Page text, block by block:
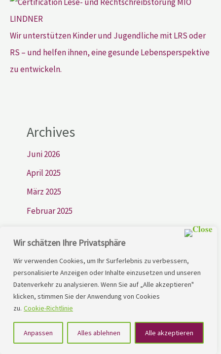
Wir schätzen Ihre Privatsphäre
Wir verwenden Cookies, um Ihr Surferlebnis zu verbessern,
personalisierte Anzeigen oder Inhalte einzusetzen und unseren
Datenverkehr zu analysieren. Wenn Sie auf „Alle akzeptieren"
klicken, stimmen Sie der Anwendung von Cookies
zu. Cookie-Richtlinie
Anpassen Alles ablehnen Alle akzeptieren
Wir unterstützen Kinder und Jugendliche mit LRS oder
RS – und helfen ihnen, eine gesunde Lebensperspektive
zu entwickeln.
Archives
Juni 2026
April 2025
März 2025
Februar 2025
Dezember 2023
Oktober 2023
September 2023
August 2023
Juli 2023